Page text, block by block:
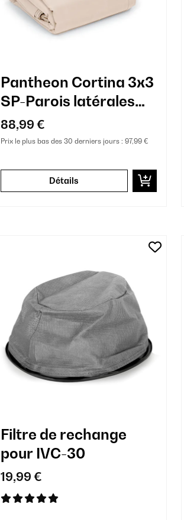
Pantheon Cortina 3x3
SP-Parois latérales
Beige
88,99 €
Prix le plus bas des 30 derniers jours : 97,99 €
Détails
Filtre de rechange
pour IVC-30
19,99 €